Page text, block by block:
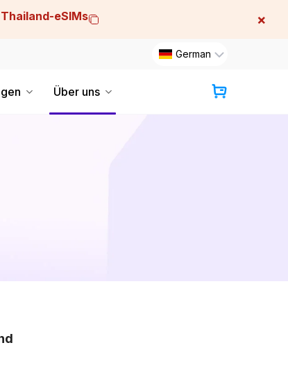
eSIMs ×
German
Über uns